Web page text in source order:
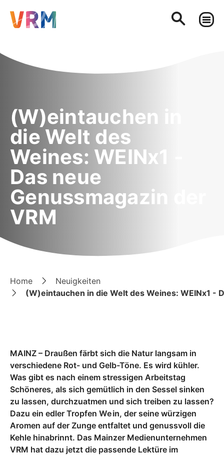
(W)eintauchen in
die Welt des
Weines: WEINx1 -
Das neue
Genussmagazin der
VRM
Home
Neuigkeiten
(W)eintauchen in die Welt des Weines: WEINx1 -
MAINZ – Draußen färbt sich die Natur langsam in
verschiedene Rot- und Gelb-Töne. Es wird kühler.
Was gibt es nach einem stressigen Arbeitstag
Schöneres, als sich gemütlich in den Sessel sinken
zu lassen, durchzuatmen und sich treiben zu lassen?
Dazu ein edler Tropfen Wein, der seine würzigen
Aromen auf der Zunge entfaltet und genussvoll die
Kehle hinabrinnt. Das Mainzer Medienunternehmen
VRM hat dazu jetzt die passende Lektüre im